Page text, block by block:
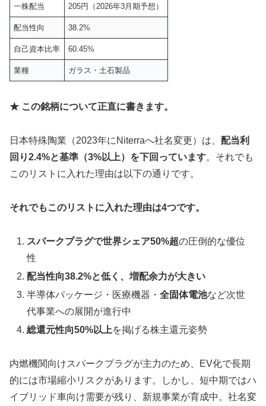
一株配当 205円（2026年3月期予想）
配当性向 38.2%
自己資本比率 60.45%
業種 ガラス・土石製品
★ この銘柄について正直に書きます。
日本特殊陶業（2023年にNiterraへ社名変更）は、 配当利
回り2.4%と基準（3%以上）を下回っています。それでも
このリストに入れた理由は以下の通りです。
それでもこのリストに入れた理由は4つです。
スパークプラグで世界シェア50%超の圧倒的な優位
性
配当性向38.2%と低く、増配余力が大きい
半導体パッケージ・医療機器・全固体電池など次世
代事業への展開が進行中
総還元性向50%以上を掲げる株主還元姿勢
内燃機関向けスパークプラグが主力のため、EV化で長期
的には市場縮小リスクがあります。しかし、短中期ではハ
イブリッド車向け需要が残り、新規事業が育成中。社名変